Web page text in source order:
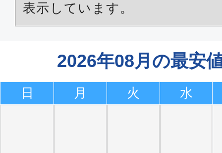
表示しています。
2026年08月の最安
日 月 火 水